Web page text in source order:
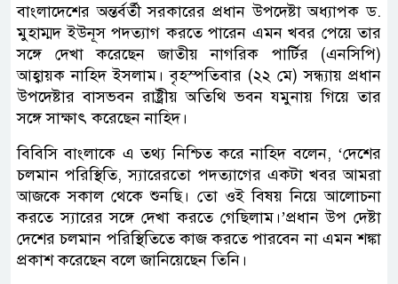
বাংলাদেশের অন্তর্বর্তী সরকারের প্রধান উপদেষ্টা অধ্যাপক ড.
মুহাম্মদ ইউনূস পদত্যাগ করতে পারেন এমন খবর পেয়ে তার
সঙ্গে দেখা করেছেন জাতীয় নাগরিক পার্টির (এনসিপি)
আহ্বায়ক নাহিদ ইসলাম। বৃহস্পতিবার (২২ মে) সন্ধ্যায় প্রধান
উপদেষ্টার বাসভবন রাষ্ট্রীয় অতিথি ভবন যমুনায় গিয়ে তার
সঙ্গে সাক্ষাৎ করেছেন নাহিদ।
বিবিসি বাংলাকে এ তথ্য নিশ্চিত করে নাহিদ বলেন, ‘দেশের
চলমান পরিস্থিতি, স্যারেরতো পদত্যাগের একটা খবর আমরা
আজকে সকাল থেকে শুনছি। তো ওই বিষয় নিয়ে আলোচনা
করতে স্যারের সঙ্গে দেখা করতে গেছিলাম।’প্রধান উপ দেষ্টা
দেশের চলমান পরিস্থিতিতে কাজ করতে পারবেন না এমন শঙ্কা
প্রকাশ করেছেন বলে জানিয়েছেন তিনি।